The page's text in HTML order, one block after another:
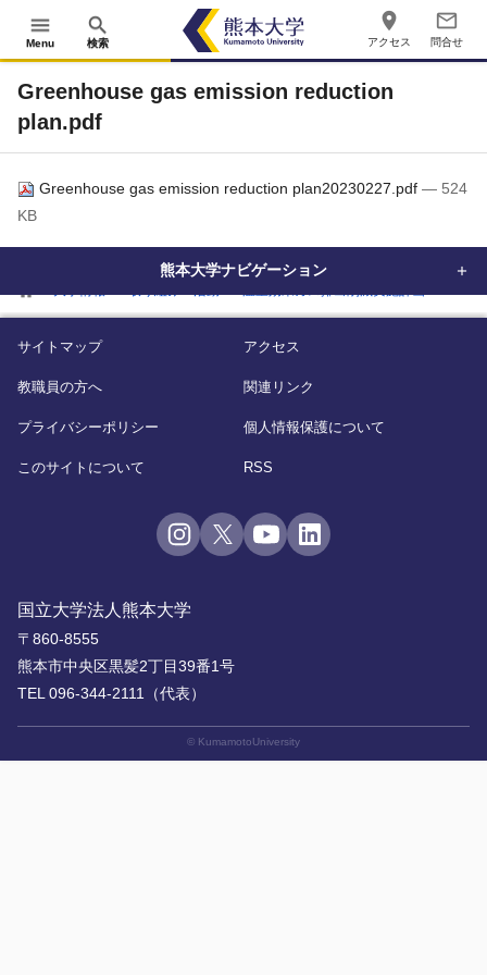
menu
Menu
search
検索
place
アクセス
mail_outline
問合せ
home
Greenhouse gas emission reduction
plan.pdf
Greenhouse gas emission reduction plan20230227.pdf — 524
KB
熊本大学ナビゲーション
国立大学法人熊本大学
〒860-8555
熊本市中央区黒髪2丁目39番1号
TEL 096-344-2111（代表）
サイトマップ アクセス
教職員の方へ 関連リンク
プライバシーポリシー 個人情報保護について
このサイトについて RSS
© KumamotoUniversity